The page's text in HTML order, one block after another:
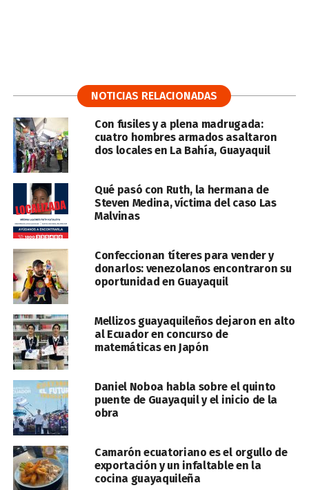
NOTICIAS RELACIONADAS
Con fusiles y a plena madrugada:
cuatro hombres armados asaltaron
dos locales en La Bahía, Guayaquil
Qué pasó con Ruth, la hermana de
Steven Medina, víctima del caso Las
Malvinas
Confeccionan títeres para vender y
donarlos: venezolanos encontraron su
oportunidad en Guayaquil
Mellizos guayaquileños dejaron en alto
al Ecuador en concurso de
matemáticas en Japón
Daniel Noboa habla sobre el quinto
puente de Guayaquil y el inicio de la
obra
Camarón ecuatoriano es el orgullo de
exportación y un infaltable en la
cocina guayaquileña